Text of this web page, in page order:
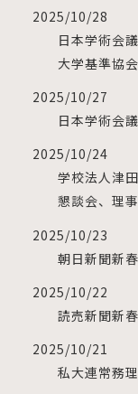
2025/10/28
日本学術会
大学基準協
2025/10/27
日本学術会
2025/10/24
学校法人津
懇談会、理
2025/10/23
朝日新聞新
2025/10/22
読売新聞新
2025/10/21
私大連常務